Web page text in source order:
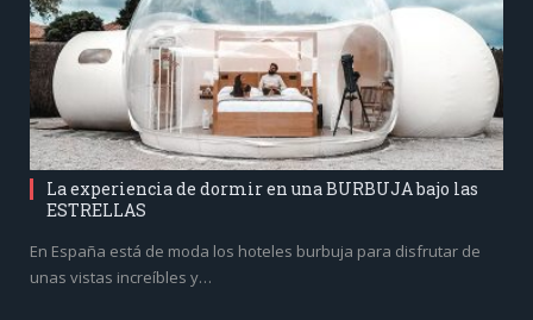
La experiencia de dormir en una BURBUJA bajo las
ESTRELLAS
En España está de moda los hoteles burbuja para disfrutar de
unas vistas increíbles y…